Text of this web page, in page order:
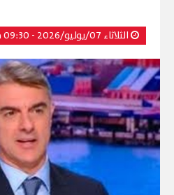
الثلاثاء 07/يوليو/2026 - 09:30 م